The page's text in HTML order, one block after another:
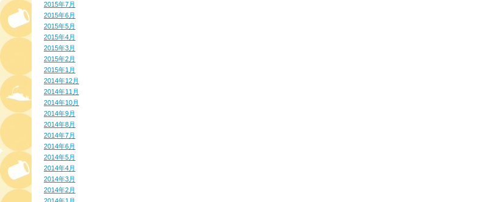
2015年7月
2015年6月
2015年5月
2015年4月
2015年3月
2015年2月
2015年1月
2014年12月
2014年11月
2014年10月
2014年9月
2014年8月
2014年7月
2014年6月
2014年5月
2014年4月
2014年3月
2014年2月